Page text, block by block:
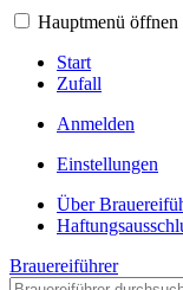
Hauptmenü öffnen
Start
Zufall
Anmelden
Einstellungen
Über
Brauereiführer